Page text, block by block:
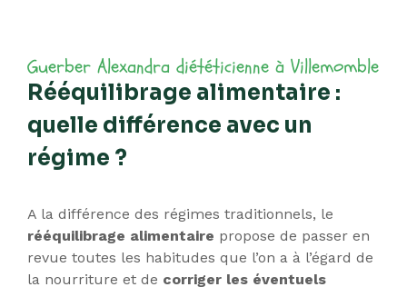
Rééquilibrage alimentaire :
quelle différence avec un
régime ?
A la différence des régimes traditionnels, le
rééquilibrage alimentaire propose de passer en
revue toutes les habitudes que l’on a à l’égard de
la nourriture et de corriger les éventuels